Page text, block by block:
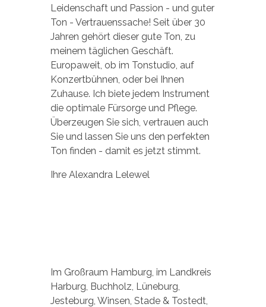
Leidenschaft und Passion - und guter
Ton - Vertrauenssache! Seit über 30
Jahren gehört dieser gute Ton, zu
meinem täglichen Geschäft.
Europaweit, ob im Tonstudio, auf
Konzertbühnen, oder bei Ihnen
Zuhause. Ich biete jedem Instrument
die optimale Fürsorge und Pflege.
Überzeugen Sie sich, vertrauen auch
Sie und lassen Sie uns den perfekten
Ton finden - damit es jetzt stimmt.
Ihre Alexandra Lelewel
Im Großraum Hamburg, im Landkreis
Harburg, Buchholz, Lüneburg,
Jesteburg, Winsen, Stade & Tostedt,